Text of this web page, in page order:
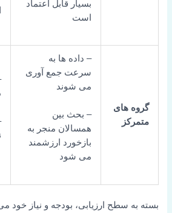
بسیار قابل اعتماد
است
– داده ها به
سرعت جمع آوری
– بحث بین
همسالان منجر به
بازخورد ارزشمند
– ممکن
دیدگاه
– به یک
نیاز دارد
سطح ارزیابی، بودجه و نیاز خود می توانید از